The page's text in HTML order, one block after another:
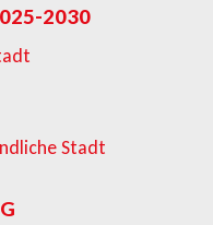
2030
Stadt